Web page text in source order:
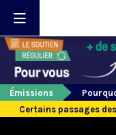
Émissions
Certains passages